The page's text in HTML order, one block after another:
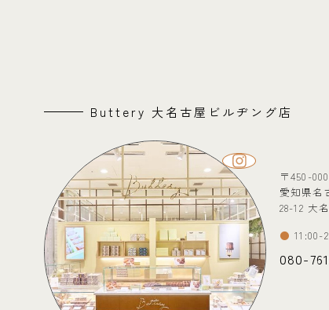
Buttery 大名古屋ビルヂング店
〒450-
愛知県名
28-12 大
11:00-
080-